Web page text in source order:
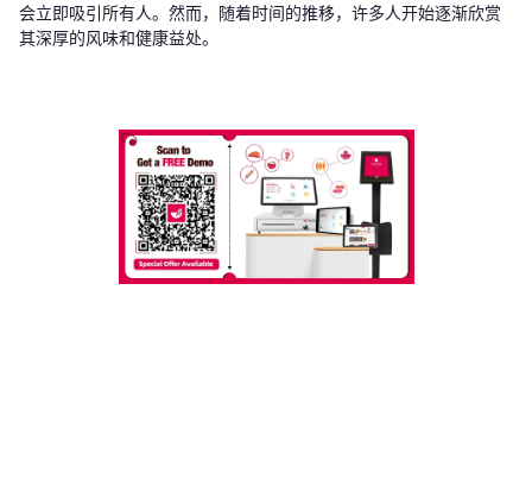
会立即吸引所有人。然而，随着时间的推移，许多人开始逐渐欣赏
其深厚的风味和健康益处。